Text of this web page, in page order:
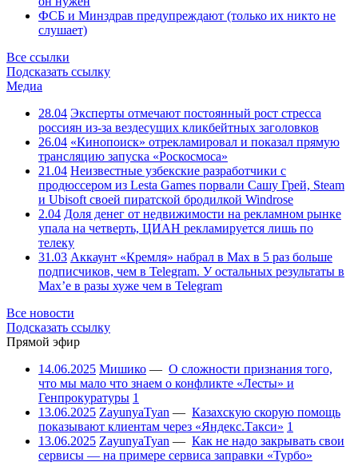
ФСБ и Минздрав предупреждают (только их никто не
слушает)
Все ссылки
Подсказать ссылку
Медиа
28.04 Эксперты отмечают постоянный рост стресса
россиян из-за вездесущих кликбейтных заголовков
26.04 «Кинопоиск» отрекламировал и показал прямую
трансляцию запуска «Роскосмоса»
21.04 Неизвестные узбекские разработчики с
продюссером из Lesta Games порвали Сашу Грей, Steam
и Ubisoft своей пиратской бродилкой Windrose
2.04 Доля денег от недвижимости на рекламном рынке
упала на четверть, ЦИАН рекламируется лишь по
телеку
31.03 Аккаунт «Кремля» набрал в Max в 5 раз больше
подписчиков, чем в Telegram. У остальных результаты в
Max’е в разы хуже чем в Telegram
Все новости
Подсказать ссылку
Прямой эфир
14.06.2025 Мишико — О сложности признания того,
что мы мало что знаем о конфликте «Лесты» и
Генпрокуратуры 1
13.06.2025 ZayunyaTyan — Казахскую скорую помощь
показывают клиентам через «Яндекс.Такси» 1
13.06.2025 ZayunyaTyan — Как не надо закрывать свои
сервисы — на примере сервиса заправки «Турбо»